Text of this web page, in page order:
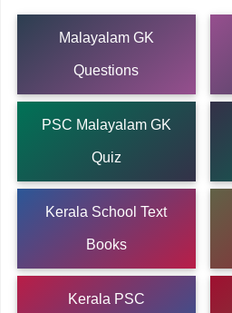
Malayalam GK
Questions
PSC Malayalam GK
Quiz
Kerala School Text
Books
Kerala PSC